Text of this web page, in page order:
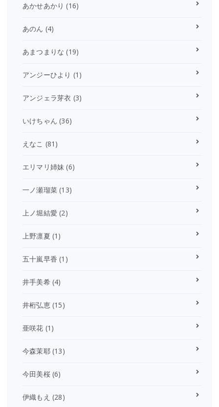
あかせあかり (16)
あのん (4)
あまつまりな (19)
アンジーひより (1)
アンジェラ芽衣 (3)
いけちゃん (36)
えなこ (81)
エリマリ姉妹 (6)
一ノ瀬瑠菜 (13)
上ノ堀結愛 (2)
上野凛夏 (1)
五十嵐早香 (1)
井手美希(4)
井桁弘恵(15)
亜咲花 (1)
今森茉耶(13)
今田美桜(6)
伊織もえ (28)